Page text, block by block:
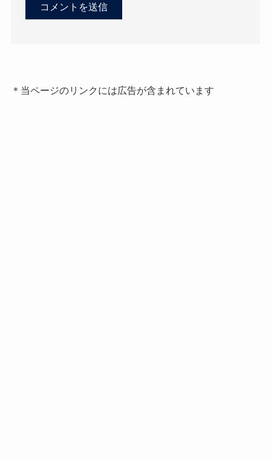
＊当ページのリンクには広告が含まれています